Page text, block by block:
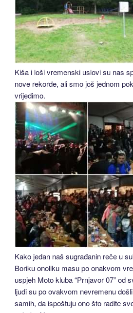
Kiša i loši vremenski uslovi su nas
nove rekorde, ali smo još jednom
vrijedimo.
Kako jedan naš sugrađanin reče u
Boriku onoliku masu po onakvom
uspjeh Moto kluba “Prnjavor 07” od
ljudi su po ovakvom nevremenu
samih, da ispoštuju ono što radite